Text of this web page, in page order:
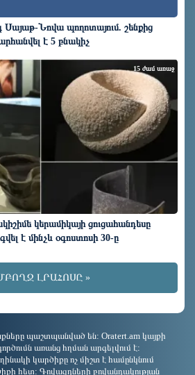
Սայաթ-Նովա պողոտայում. շենքից
է 5 բնակիչ
կերամիկայի ցուցահանդեսը
է մինչև օգոստոսի 30-ը
15 ժամ առաջ
ԼՐԱՀՈՍԸ »
պաշտպանված են: Oratert.am կայքի
առանց հղման արգելվում է:
կարծիքը ոչ միշտ է համընկնում
հետ: Գովազդների բովանդակության